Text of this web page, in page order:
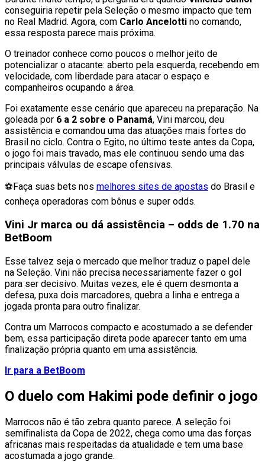
conseguiria repetir pela Seleção o mesmo impacto que tem
no Real Madrid. Agora, com Carlo Ancelotti no comando,
essa resposta parece mais próxima.
O treinador conhece como poucos o melhor jeito de
potencializar o atacante: aberto pela esquerda, recebendo em
velocidade, com liberdade para atacar o espaço e
companheiros ocupando a área.
Foi exatamente esse cenário que apareceu na preparação. Na
goleada por 6 a 2 sobre o Panamá, Vini marcou, deu
assistência e comandou uma das atuações mais fortes do
Brasil no ciclo. Contra o Egito, no último teste antes da Copa,
o jogo foi mais travado, mas ele continuou sendo uma das
principais válvulas de escape ofensivas.
⚽Faça suas bets nos melhores sites de apostas do Brasil e
conheça operadoras com bônus e super odds.
Vini Jr marca ou dá assistência – odds de 1.70 na
BetBoom
Esse talvez seja o mercado que melhor traduz o papel dele
na Seleção. Vini não precisa necessariamente fazer o gol
para ser decisivo. Muitas vezes, ele é quem desmonta a
defesa, puxa dois marcadores, quebra a linha e entrega a
jogada pronta para outro finalizar.
Contra um Marrocos compacto e acostumado a se defender
bem, essa participação direta pode aparecer tanto em uma
finalização própria quanto em uma assistência.
Ir para a BetBoom
O duelo com Hakimi pode definir o jogo
Marrocos não é tão zebra quanto parece. A seleção foi
semifinalista da Copa de 2022, chega como uma das forças
africanas mais respeitadas da atualidade e tem uma base
acostumada a jogo grande.